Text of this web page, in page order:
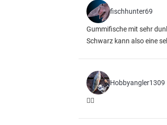
fischhunter69
Gummifische mit sehr
Schwarz kann also eine
Hobbyangler1309
👍🏼